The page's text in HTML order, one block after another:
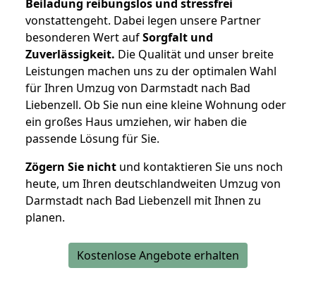
Beiladung reibungslos und stressfrei
vonstattengeht. Dabei legen unsere Partner
besonderen Wert aufSorgfalt und
Zuverlässigkeit. Die Qualität und unser breite
Leistungen machen uns zu der optimalen Wahl
für Ihren Umzug von Darmstadt nach Bad
Liebenzell. Ob Sie nun eine kleine Wohnung oder
ein großes Haus umziehen, wir haben die
passende Lösung für Sie.
Zögern Sie nicht und kontaktieren Sie uns noch
heute, um Ihren deutschlandweiten Umzug von
Darmstadt nach Bad Liebenzell mit Ihnen zu
planen.
Kostenlose Angebote erhalten